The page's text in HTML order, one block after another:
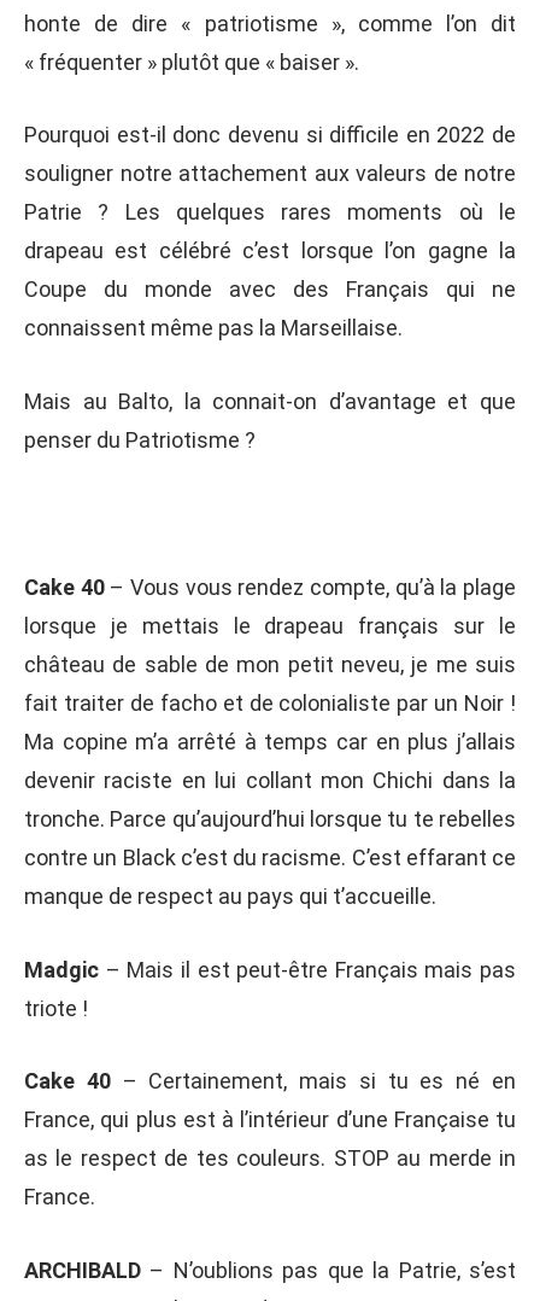
honte de dire « patriotisme », comme l’on dit
« fréquenter » plutôt que « baiser ».
Pourquoi est-il donc devenu si difficile en 2022 de
souligner notre attachement aux valeurs de notre
Patrie ? Les quelques rares moments où le
drapeau est célébré c’est lorsque l’on gagne la
Coupe du monde avec des Français qui ne
connaissent même pas la Marseillaise.
Mais au Balto, la connait-on d’avantage et que
penser du Patriotisme ?
Cake 40 – Vous vous rendez compte, qu’à la plage
lorsque je mettais le drapeau français sur le
château de sable de mon petit neveu, je me suis
fait traiter de facho et de colonialiste par un Noir !
Ma copine m’a arrêté à temps car en plus j’allais
devenir raciste en lui collant mon Chichi dans la
tronche. Parce qu’aujourd’hui lorsque tu te rebelles
contre un Black c’est du racisme. C’est effarant ce
manque de respect au pays qui t’accueille.
Madgic – Mais il est peut-être Français mais pas
triote !
Cake 40– Certainement, mais si tu es né en
France, qui plus est à l’intérieur d’une Française tu
as le respect de tes couleurs. STOP au merde in
France.
ARCHIBALD – N’oublions pas que la Patrie, s’est